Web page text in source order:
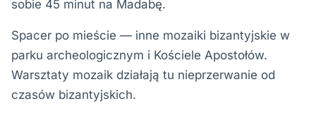
sobie 45 minut na Madabę.
Spacer po mieście — inne mozaiki bizantyjskie w
parku archeologicznym i Kościele Apostołów.
Warsztaty mozaik działają tu nieprzerwanie od
czasów bizantyjskich.